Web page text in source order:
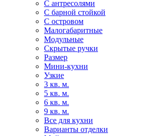
С антресолями
С барной стойкой
С островом
Малогабаритные
Модульные
Скрытые ручки
Размер
Мини-кухни
Узкие
3 кв. м.
5 кв. м.
6 кв. м.
9 кв. м.
Все для кухни
Варианты отделки